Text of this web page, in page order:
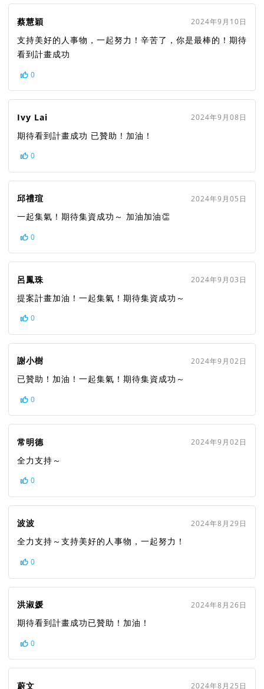
蔡慧穎 2024年9月10日
支持美好的人事物，一起努力！辛苦了，你是最棒的！期待
看到計畫成功
0
Ivy Lai 2024年9月08日
期待看到計畫成功 已贊助！加油！
0
邱禮瑄 2024年9月05日
一起集氣！期待集資成功～ 加油加油👏
0
呂鳳珠 2024年9月03日
提案計畫加油！一起集氣！期待集資成功～
0
謝小樹 2024年9月02日
已贊助！加油！一起集氣！期待集資成功～
0
常明德 2024年9月02日
全力支持～
0
波波 2024年8月29日
全力支持～支持美好的人事物，一起努力！
0
洪淑媛 2024年8月26日
期待看到計畫成功已贊助！加油！
0
蔚文 2024年8月25日